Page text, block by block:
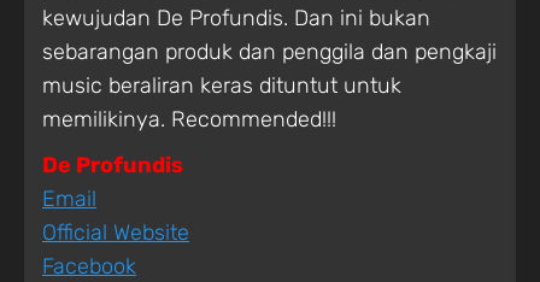
kewujudan De Profundis. Dan ini bukan
sebarangan produk dan penggila dan pengkaji
music beraliran keras dituntut untuk
memilikinya. Recommended!!!
De Profundis
Email
Official Website
Facebook